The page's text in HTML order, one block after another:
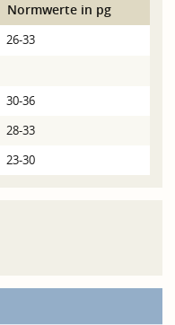
Normwerte in pg
26-33
30-36
28-33
23-30